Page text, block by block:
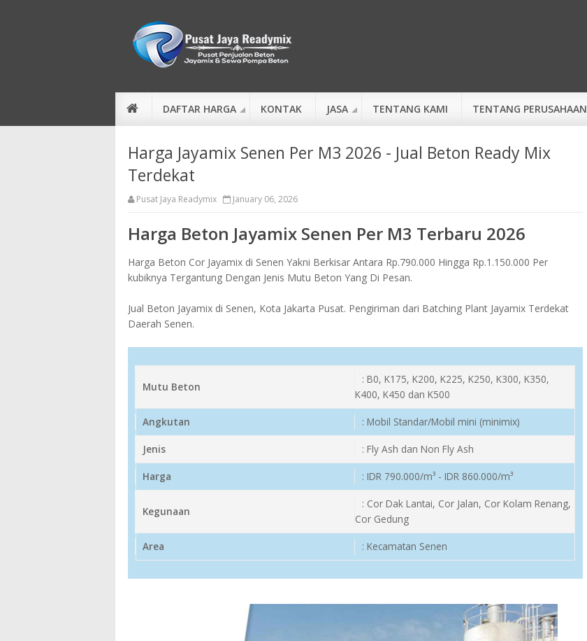
DAFTAR HARGA KONTAK JASA TENTANG KAMI TENTANG PERUSAHAAN
Harga Jayamix Senen Per M3 2026 - Jual Beton Ready Mix
Terdekat
Pusat Jaya Readymix January 06, 2026
Harga Beton Jayamix Senen Per M3 Terbaru 2026
Harga Beton Cor Jayamix di Senen Yakni Berkisar Antara Rp.790.000 Hingga Rp.1.150.000 Per
kubiknya Tergantung Dengan Jenis Mutu Beton Yang Di Pesan.
Jual Beton Jayamix di Senen, Kota Jakarta Pusat. Pengiriman dari Batching Plant Jayamix Terdekat
Daerah Senen.
Mutu Beton
: B0, K175, K200, K225, K250, K300, K350,
K400, K450 dan K500
Angkutan : Mobil Standar/Mobil mini (minimix)
Jenis : Fly Ash dan Non Fly Ash
Harga : IDR 790.000/m³ - IDR 860.000/m³
Kegunaan
: Cor Dak Lantai, Cor Jalan, Cor Kolam Renang,
Cor Gedung
Area : Kecamatan Senen